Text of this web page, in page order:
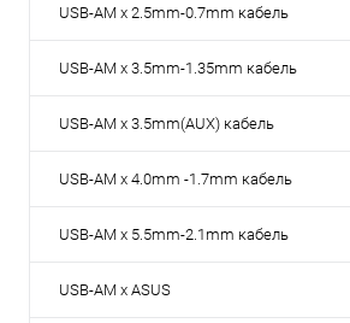
USB-AM x 2.5mm-0.7mm кабель
USB-AM x 3.5mm-1.35mm кабель
USB-AM x 3.5mm(AUX) кабель
USB-AM x 4.0mm -1.7mm кабель
USB-AM x 5.5mm-2.1mm кабель
USB-AM x ASUS